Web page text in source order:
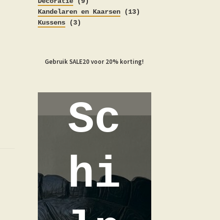
producten
Kandelaren en Kaarsen 1313
Kussens 33
Gebruik SALE20 voor 20% korting!
Sc
hi